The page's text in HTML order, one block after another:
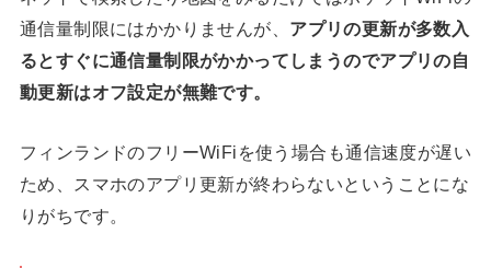
通信量制限にはかかりませんが、 アプリの更新が多数入
るとすぐに通信量制限がかかってしまうのでアプリの自
動更新はオフ設定が無難です。
フィンランドのフリーWiFiを使う場合も通信速度が遅い
ため、スマホのアプリ更新が終わらないということにな
りがちです。